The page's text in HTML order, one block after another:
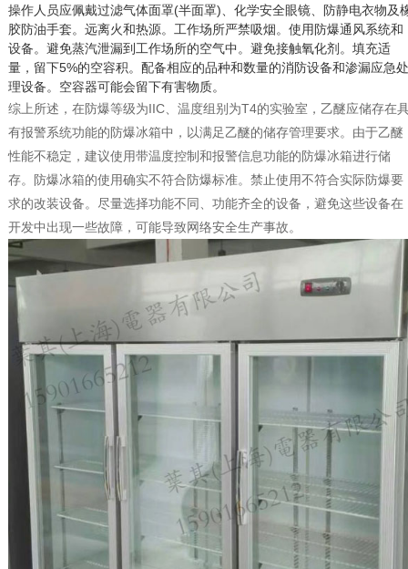
操作人员应佩戴过滤气体面罩(半面罩)、化学安全眼镜、防静电衣物及
胶防油手套。远离火和热源。工作场所严禁吸烟。使用防爆通风系统和
设备。避免蒸汽泄漏到工作场所的空气中。避免接触氧化剂。填充适
量，留下5%的空容积。配备相应的品种和数量的消防设备和渗漏应急处
理设备。空容器可能会留下有害物质。
综上所述，在防爆等级为IIC、温度组别为T4的实验室，乙醚应储存在
有报警系统功能的防爆冰箱中，以满足乙醚的储存管理要求。由于乙醚
性能不稳定，建议使用带温度控制和报警信息功能的防爆冰箱进行储
存。防爆冰箱的使用确实不符合防爆标准。禁止使用不符合实际防爆要
求的改装设备。尽量选择功能不同、功能齐全的设备，避免这些设备在
开发中出现一些故障，可能导致网络安全生产事故。